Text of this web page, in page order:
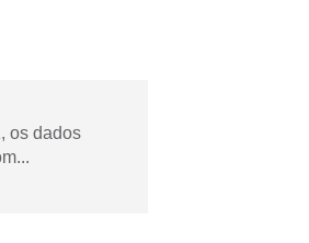
os dados